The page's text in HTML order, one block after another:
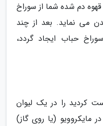
قهوه دم شده شما از سوراخ
می نماید. بعد از چند
حباب ایجاد گردد،
کردید را در یک لیوان
مایکروویو (یا روی گاز)